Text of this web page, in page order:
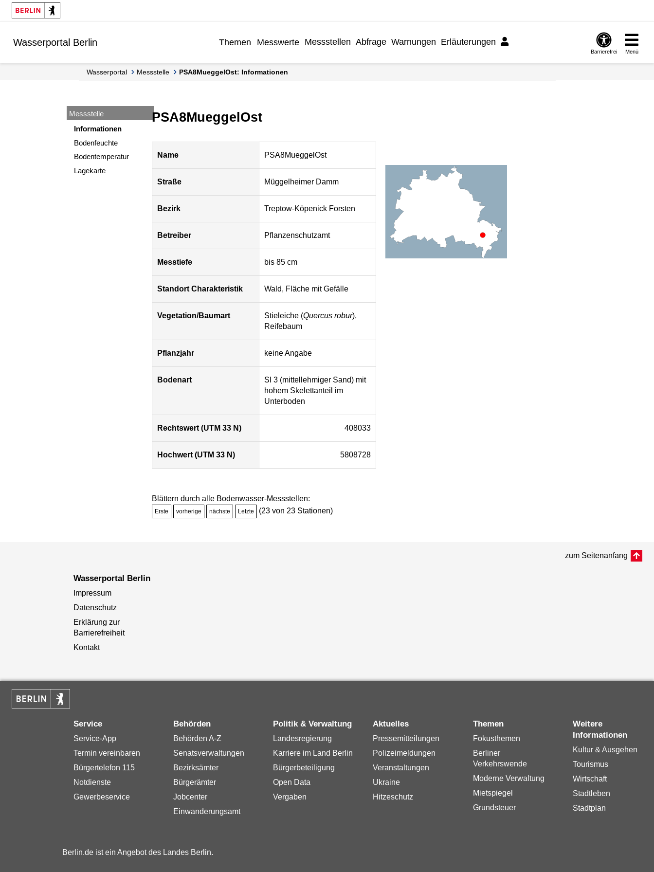
Springe zur Navigation
Springe zum Inhalt
Wasserportal Berlin Themen Messwerte Messstellen Abfrage Warnungen Erläuterungen
Barrierefrei Menü
Wasserportal Messstelle PSA8MueggelOst: Informationen
Messstelle
Informationen
Bodenfeuchte
Bodentemperatur
Lagekarte
PSA8MueggelOst
Berlin
Name PSA8MueggelOst
Straße Müggelheimer Damm
Bezirk Treptow-Köpenick Forsten
Betreiber Pflanzenschutzamt
Messtiefe bis 85 cm
Standort Charakteristik Wald, Fläche mit Gefälle
Vegetation/Baumart Stieleiche (Quercus robur),
Reifebaum
Pflanzjahr keine Angabe
Bodenart
Sl 3 (mittellehmiger Sand) mit
hohem Skelettanteil im
Unterboden
Rechtswert (UTM 33 N) 408033
Hochwert (UTM 33 N) 5808728
Blättern durch alle Bodenwasser-Messstellen:
Erste vorherige nächste Letzte (23 von 23 Stationen)
zum Seitenanfang
Wasserportal Berlin
Impressum
Datenschutz
Erklärung zur
Barrierefreiheit
Kontakt
Service
Service-App
Termin vereinbaren
Bürgertelefon 115
Notdienste
Gewerbeservice
Behörden
Behörden A-Z
Senatsverwaltungen
Bezirksämter
Bürgerämter
Jobcenter
Einwanderungsamt
Politik & Verwaltung
Landesregierung
Karriere im Land Berlin
Bürgerbeteiligung
Open Data
Vergaben
Aktuelles
Pressemitteilungen
Polizeimeldungen
Veranstaltungen
Ukraine
Hitzeschutz
Themen
Fokusthemen
Berliner
Verkehrswende
Moderne Verwaltung
Mietspiegel
Grundsteuer
Weitere
Informationen
Kultur & Ausgehen
Tourismus
Wirtschaft
Stadtleben
Stadtplan
Berlin.de ist ein Angebot des Landes Berlin.